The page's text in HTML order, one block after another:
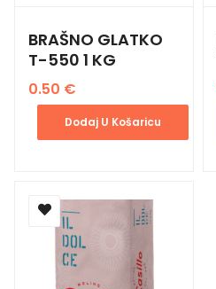
BRAŠNO GLATKO
T-550 1 KG
0.50 €
Dodaj U Košaricu